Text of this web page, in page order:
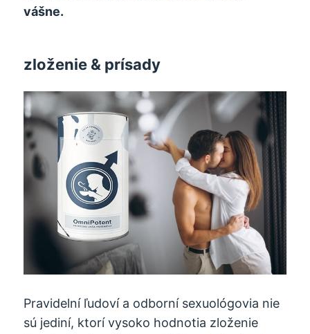
vášne.
zloženie & prísady
Pravidelní ľudoví a odborní sexuológovia nie
sú jediní, ktorí vysoko hodnotia zloženie